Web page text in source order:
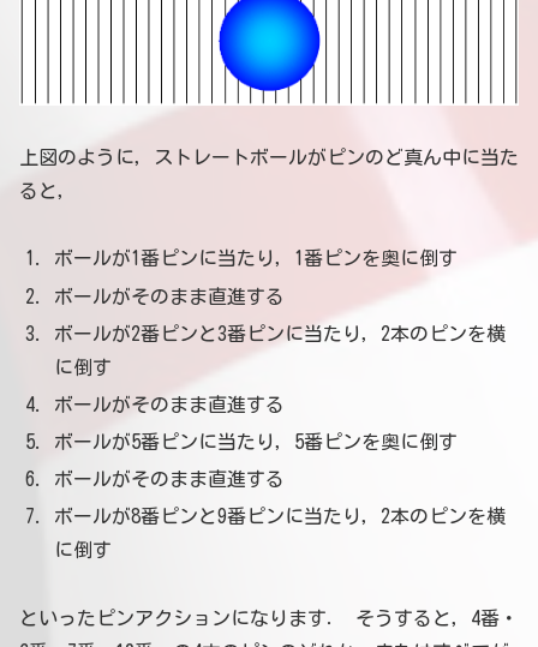
上図のように，ストレートボールがピンのど真ん中に当た
ると，
ボールが1番ピンに当たり，1番ピンを奥に倒す
ボールがそのまま直進する
ボールが2番ピンと3番ピンに当たり，2本のピンを横
に倒す
ボールがそのまま直進する
ボールが5番ピンに当たり，5番ピンを奥に倒す
ボールがそのまま直進する
ボールが8番ピンと9番ピンに当たり，2本のピンを横
に倒す
といったピンアクションになります． そうすると，4番・